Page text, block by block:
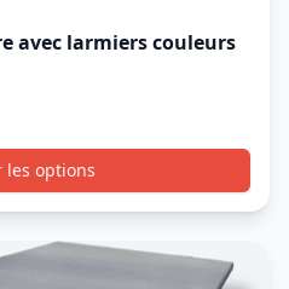
avec larmiers couleurs
les options